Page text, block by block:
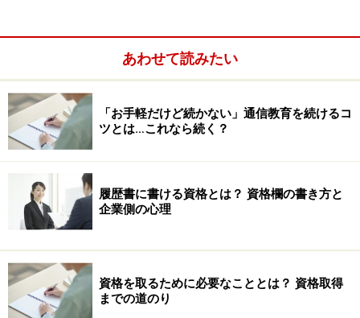
テム部門でシステムエンジニア（SE）をしていました。
主に、勘定系のオンラインシステム・・・皆さんがATM
や窓口で入出金したり、お金を振り込んだりするときに
使われるシステムです・・・の面倒を見ていましたが、
最後の頃は、品質管理や内部監査といった業務の占める
割合が高くなっていきました。
あわせて読みたい
「お手軽だけど続かない」通信教育を続けるコ
ツとは…これなら続く？
履歴書に書ける資格とは？ 資格欄の書き方と
企業側の心理
資格を取るために必要なこととは？ 資格取得
までの道のり